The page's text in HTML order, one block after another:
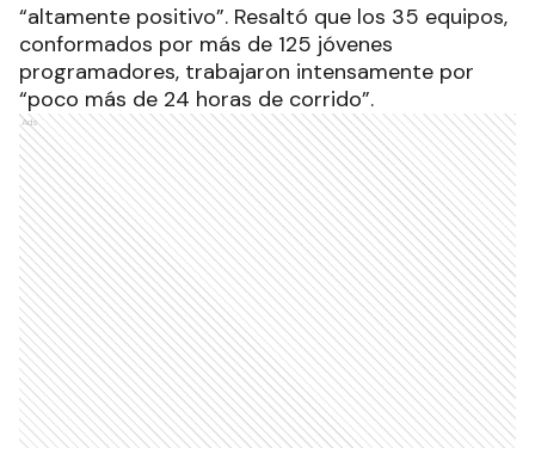
“altamente positivo”. Resaltó que los 35 equipos,
conformados por más de 125 jóvenes
programadores, trabajaron intensamente por
“poco más de 24 horas de corrido”.
Ads